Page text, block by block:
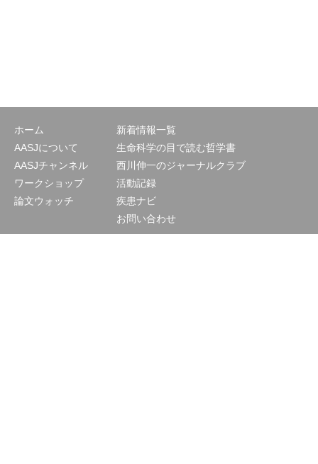
ホーム
AASJについて
AASJチャンネル
ワークショップ
論文ウォッチ
新着情報一覧
生命科学の目で読む哲学書
西川伸一のジャーナルクラブ
活動記録
疾患ナビ
お問い合わせ